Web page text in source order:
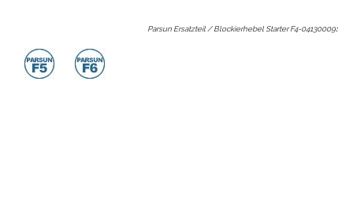
Parsun Ersatzteil / Blockierhebel Starter F4-04130009: